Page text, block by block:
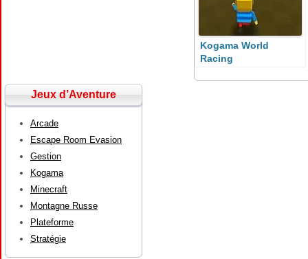
Kogama World
Racing
Jeux d’Aventure
Arcade
Escape Room Evasion
Gestion
Kogama
Minecraft
Montagne Russe
Plateforme
Stratégie